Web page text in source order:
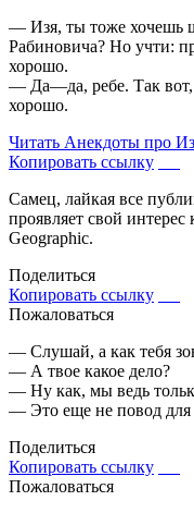
— Изя, ты тоже хочешь
Рабиновича? Но учти:
хорошо.
— Да—да, ребе. Так вот,
хорошо.
Читать Анекдоты про
Копировать ссылку
Самец, лайкая все
проявляет свой
Geographic.
Поделиться
Копировать ссылку
Пожаловаться
— Слушай, а как тебя
— А твое какое дело?
— Ну как, мы ведь
— Это еще не повод для
Поделиться
Копировать ссылку
Пожаловаться